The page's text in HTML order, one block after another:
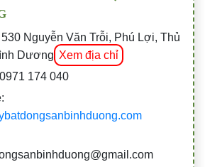
Nguyễn Văn Trỗi, Phú Lợi, Thủ
Dương Xem địa chỉ
174 040